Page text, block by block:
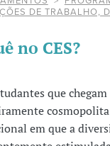
DE TRABALHO,
no CES?
que
em que a